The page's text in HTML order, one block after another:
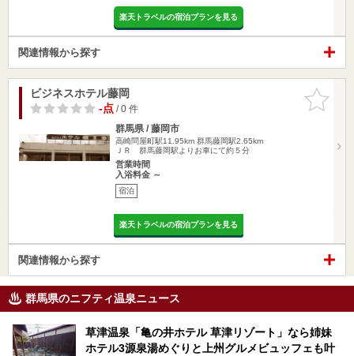
楽天トラベルの宿泊プランを見る
関連情報から探す
お気に入
りに追加
ビジネスホテル藤岡
-点/ 0 件
群馬県 / 藤岡市
高崎問屋町駅11.95km 群馬藤岡駅2.65km
ＪＲ 群馬藤岡駅よりお車にて約５分
営業時間
入浴料金 ～
宿泊
楽天トラベルの宿泊プランを見る
関連情報から探す
群馬県のニフティ温泉ニュース
草津温泉「亀の井ホテル 草津リゾート」なら姉妹
ホテル3源泉湯めぐりと上州グルメビュッフェも叶